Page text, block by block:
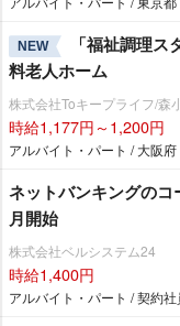
NEW
「福祉調理
料老人ホーム
株式会社Toキープライフ/森
時給1,177円～1,200円
アルバイト・パート / 大阪府
ネットバンキングの
月開始
株式会社ベルシステム24
時給1,400円
アルバイト・パート / 契約社